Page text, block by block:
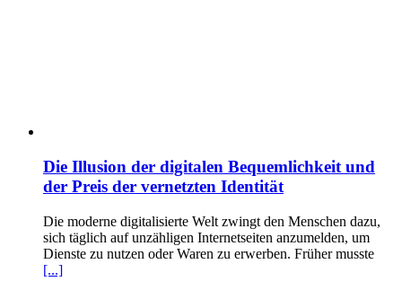
Die Illusion der digitalen Bequemlichkeit und
der Preis der vernetzten Identität
Die moderne digitalisierte Welt zwingt den Menschen dazu,
sich täglich auf unzähligen Internetseiten anzumelden, um
Dienste zu nutzen oder Waren zu erwerben. Früher musste
[...]